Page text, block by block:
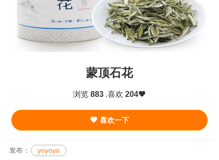
蒙顶石花
浏览 883 .喜欢 204
喜欢一下
发布： yoyoyo